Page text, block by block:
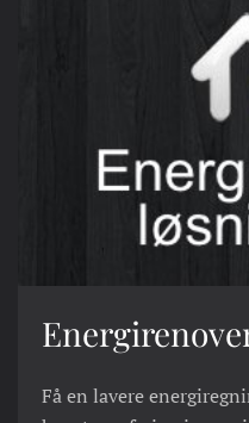
Få en lavere